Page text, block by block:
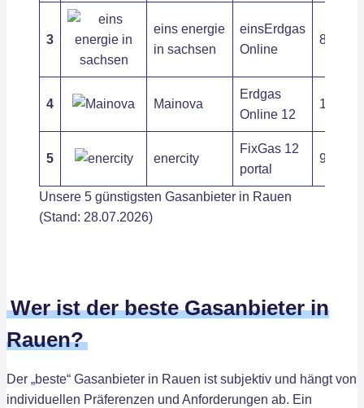
3
eins energie
in sachsen
einsErdgas
Online
8,78 ct
4 Mainova
Erdgas
Online 12
10,19 ct
5 enercity
FixGas 12
portal
9,92 ct
Unsere 5 günstigsten Gasanbieter in Rauen
(Stand: 28.07.2026)
Wer ist der beste Gasanbieter in
Rauen?
Der „beste“ Gasanbieter in Rauen ist subjektiv und hängt von
individuellen Präferenzen und Anforderungen ab. Ein